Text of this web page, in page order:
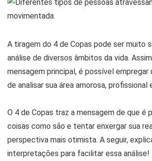
A tiragem do 4 de Copas pode ser muito
análise de diversos âmbitos da vida.
mensagem principal, é possível empregar
de analisar sua área amorosa, profissional
O 4 de Copas traz a mensagem de que é
coisas como são e tentar enxergar sua
perspectiva mais otimista. A seguir,
interpretações para facilitar essa análise!